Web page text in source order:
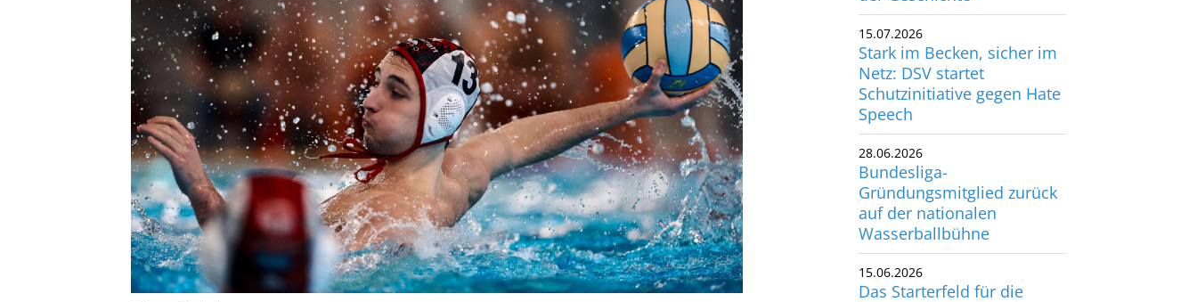
© Carsten Trebuth
Stark im Becken, sicher im
Netz: DSV startet
Schutzinitiative gegen Hate
Speech
28.06.2026
Bundesliga-
Gründungsmitglied zurück
auf der nationalen
Wasserballbühne
Das Starterfeld für die
kommende
Quicklinks
Vereinsfinder
Lizenzwesen
Zentrale Hinweisstelle
Anti-Doping
Recht auf sicheren Schwimmsport
Abteilungen
Schwimmen
Freiwasserschwimmen
Wasserspringen
Wasserball
Synchronschwimmen
Masterssport
Deutscher Schwimm-Verband e.V.
Korbacher Straße 93
D-34132 Kassel
Fax: +49 561 94083-15
info@dsv.de